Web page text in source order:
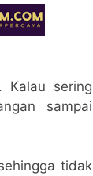
Kalau sering
sampai
tidak